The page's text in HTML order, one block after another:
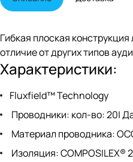
Гибкая плоская
отличие от других типов
Характеристики:
Fluxfield™ Technology
Проводники: кол-во: 20|
Материал проводника:
Изоляция: COMPOSILEX® 2